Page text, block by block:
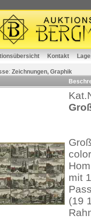
Kontakt
: Zeichnungen, Graphik
mit
(19